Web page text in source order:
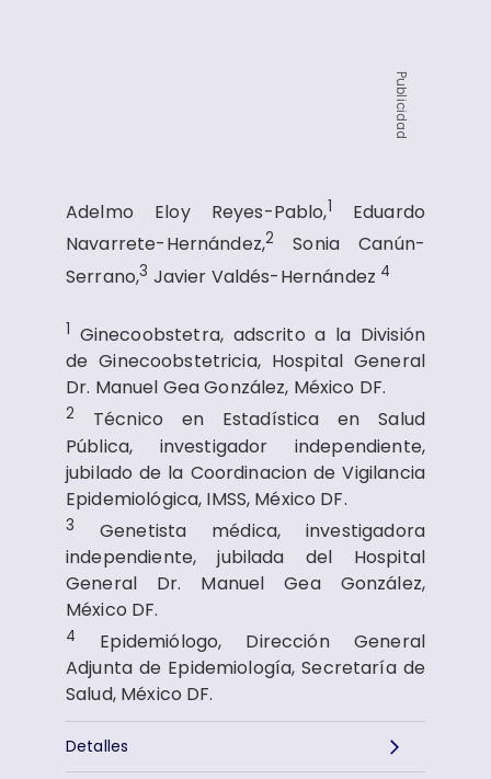
Publicidad
Adelmo Eloy Reyes-Pablo,1
Eduardo
Navarrete-Hernández,2
Sonia Canún-
Serrano,3 Javier Valdés-Hernández 4
1 Ginecoobstetra, adscrito a la División
de Ginecoobstetricia, Hospital General
Dr. Manuel Gea González, México DF.
2
Técnico en Estadística en Salud
Pública, investigador independiente,
jubilado de la Coordinacion de Vigilancia
Epidemiológica, IMSS, México DF.
3
Genetista médica, investigadora
independiente, jubilada del Hospital
General Dr. Manuel Gea González,
México DF.
4
Epidemiólogo, Dirección General
Adjunta de Epidemiología, Secretaría de
Salud, México DF.
Detalles